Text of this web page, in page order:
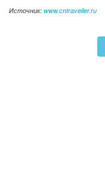
Источник: www.cntraveller.ru